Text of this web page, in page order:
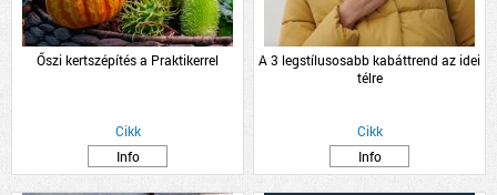
Őszi kertszépítés a Praktikerrel
Cikk
Info
A 3 legstílusosabb kabáttrend az idei
télre
Cikk
Info